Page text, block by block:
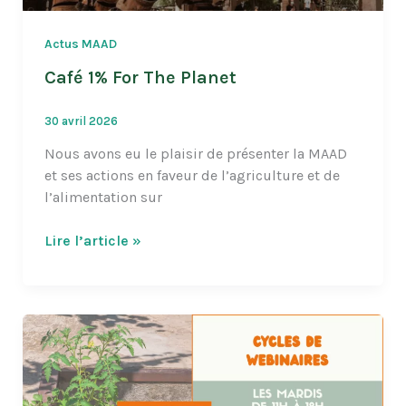
Actus MAAD
Café 1% For The Planet
30 avril 2026
Nous avons eu le plaisir de présenter la MAAD
et ses actions en faveur de l’agriculture et de
l’alimentation sur
Café
Planet
Lire l’article »